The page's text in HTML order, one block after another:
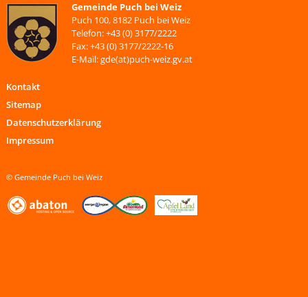
Gemeinde Puch bei Weiz
Puch 100, 8182 Puch bei Weiz
Telefon: +43 (0) 3177/2222
Fax: +43 (0) 3177/2222-16
E-Mail: gde(at)puch-weiz.gv.at
Kontakt
Sitemap
Datenschutzerklärung
Impressum
© Gemeinde Puch bei Weiz